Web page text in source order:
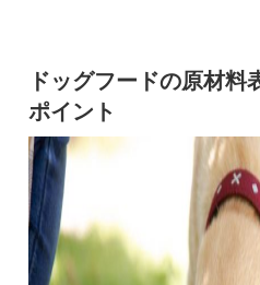
ドッグフードの原材
ポイント